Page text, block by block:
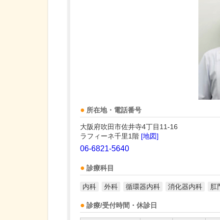
所在地・電話番号
大阪府吹田市佐井寺4丁目11-16
ラフィーネ千里1階 [地図]
06-6821-5640
診療科目
内科 外科 循環器内科 消化器内科 肛
診療/受付時間・休診日